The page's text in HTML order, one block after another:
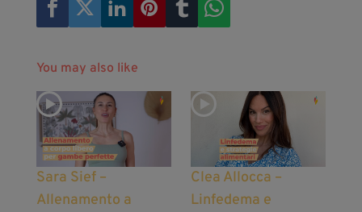
You may also like
Sara Sief –
Allenamento a
Clea Allocca –
Linfedema e